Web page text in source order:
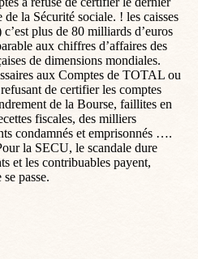
la Sécurité sociale. ! les caisses
plus de 80 milliards d’euros
aux chiffres d’affaires des
de dimensions mondiales.
aux Comptes de TOTAL ou
de certifier les comptes
de la Bourse, faillites en
fiscales, des milliers
condamnés et emprisonnés ….
la SECU, le scandale dure
et les contribuables payent,
passe.